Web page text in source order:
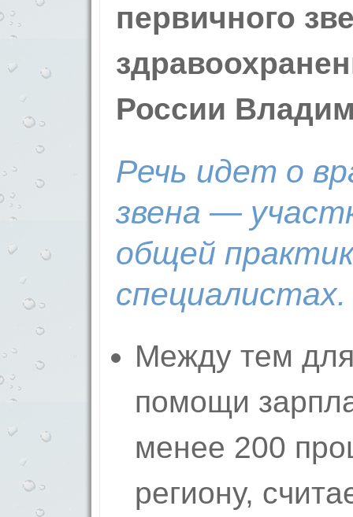
первичного
России
Речь идет о
звена —
общей
специалистах.
Между тем
помощи
менее 200
региону,